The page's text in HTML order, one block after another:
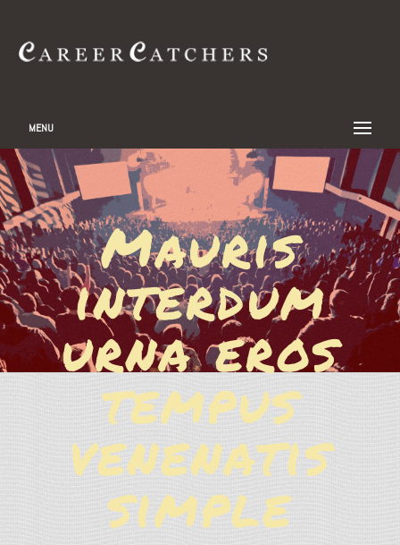
MENU
Mauris
interdum
urna eros
tempus
venenatis
simple